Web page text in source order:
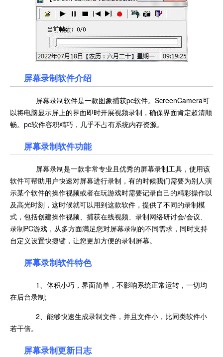
屏幕录制软件介绍
屏幕录制软件是一款图象捕获pc软件。ScreenCamera可
以将电脑显示屏上的界面即时开展视频录制，确保界面肯定超清顺
畅。pc软件容积精巧，几乎不占有系统内存资源。
屏幕录制软件功能
屏幕录制是一款非常专业且优秀的屏幕录制工具，使用该
软件可帮助用户快速对屏幕进行录制，有的时候我们需要为别人演
示某个软件的操作视频或者在玩游戏时需要记录自己的精彩操作以
及高光时刻，这时候就可以用到这款软件，提供了不同的录制模
式，包括创建操作视频、捕获在线视频、录制网络研讨会/会议、
录制PC游戏，从多方面满足您对屏幕录制的不同需求，同时支持
自定义设置快捷键，让您更加方便的录制屏幕。
屏幕录制软件特色
1、体积小巧，界面简单，不影响系统正常运转，一切均
在后台录制;
2、能够快速生成录制文件，并且文件小，比同类软件小
若干倍。
屏幕录制更新日志